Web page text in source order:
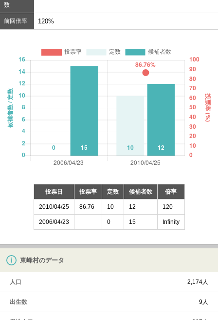
数
前回倍率 120%
投票日 投票率 定数 候補者数 倍率
2010/04/25 86.76 10 12 120
2006/04/23 0 15 Infinity
東峰村のデータ
人口 2,174人
出生数 9人